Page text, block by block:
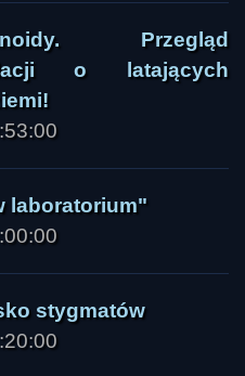
Przegląd
o latających
laboratorium"
stygmatów